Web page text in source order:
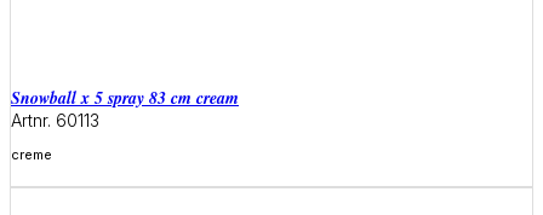
snowball x 5 spray 83 cm cream
Artnr. 60113
creme